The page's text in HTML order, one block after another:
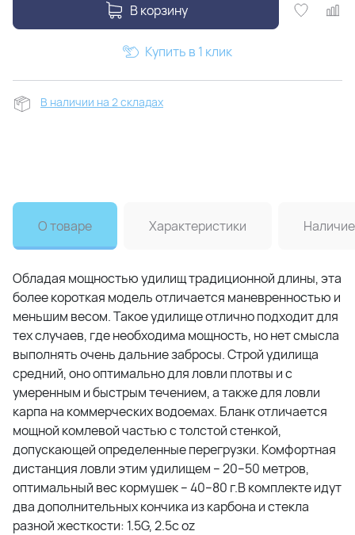
В корзину
Купить в 1 клик
В наличии на 2 складах
О товаре Характеристики Наличие
Обладая мощностью удилищ традиционной длины, эта
более короткая модель отличается маневренностью и
меньшим весом. Такое удилище отлично подходит для
тех случаев, где необходима мощность, но нет смысла
выполнять очень дальние забросы. Строй удилища
средний, оно оптимально для ловли плотвы и с
умеренным и быстрым течением, а также для ловли
карпа на коммерческих водоемах. Бланк отличается
мощной комлевой частью с толстой стенкой,
допускающей определенные перегрузки. Комфортная
дистанция ловли этим удилищем – 20–50 метров,
оптимальный вес кормушек – 40–80 г.В комплекте идут
два дополнительных кончика из карбона и стекла
разной жесткости: 1.5G, 2.5c oz